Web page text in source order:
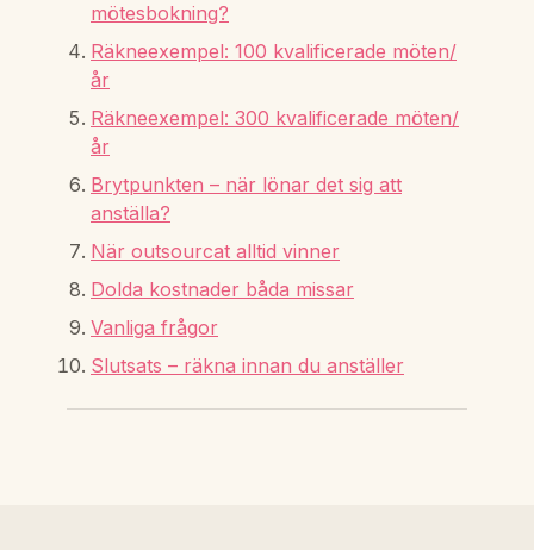
mötesbokning?
Räkneexempel: 100 kvalificerade möten/
år
Räkneexempel: 300 kvalificerade möten/
år
Brytpunkten – när lönar det sig att
anställa?
När outsourcat alltid vinner
Dolda kostnader båda missar
Vanliga frågor
Slutsats – räkna innan du anställer